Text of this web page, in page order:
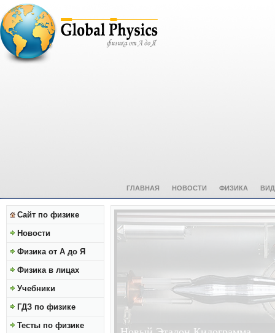
ГЛАВНАЯ НОВОСТИ ФИЗИКА
Сайт по физике
Новости
Физика от А до Я
Физика в лицах
Учебники
ГДЗ по физике
Тесты по физике